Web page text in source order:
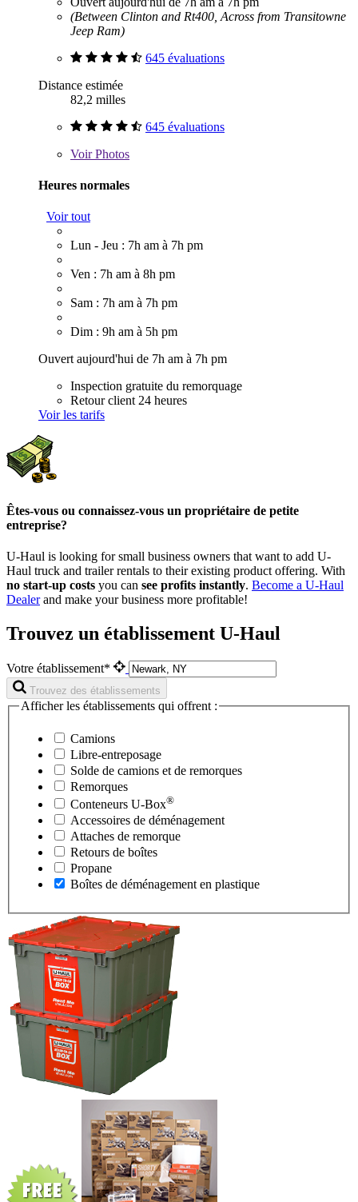
(Between Clinton and Rt400, Across from Transitowne
Jeep Ram)
645 évaluations
Distance estimée
82,2 milles
645 évaluations
VoirPhotos
Heures normales
Voir tout
Lun - Jeu : 7h am à 7h pm
Ven : 7h am à 8h pm
Sam : 7h am à 7h pm
Dim : 9h am à 5h pm
Ouvert aujourd'hui de 7h am à 7h pm
Inspection gratuite du remorquage
Retour client 24 heures
Voir les tarifs
Êtes-vous ou connaissez-vous un propriétaire de petite
entreprise?
U-Haul is looking for small business owners that want to add U-
Haul truck and trailer rentals to their existing product offering. With
no start-up costs you can see profits instantly. Become a U-Haul
Dealerand make your business more profitable!
Trouvez un établissement U-Haul
Votre établissement*
Trouvez des établissements
Afficher les établissements qui offrent :
Camions
Libre-entreposage
Solde de camions et de remorques
Remorques
Conteneurs U-Box®
Accessoires de déménagement
Attaches de remorque
Retours de boîtes
Propane
Boîtes de déménagement en plastique